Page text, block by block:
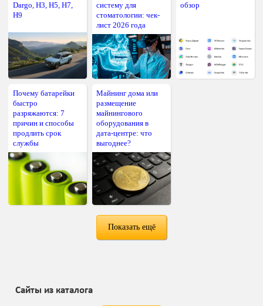
Dargo, H3, H5, H7,
H9
систему для
стоматологии: чек-
лист 2026 года
обзор
Почему батарейки
быстро
разряжаются: 7
причин и способы
продлить срок
службы
Майнинг дома или
размещение
майнингового
оборудования в
дата-центре: что
выгоднее?
Показать ещё
Сайты из каталога